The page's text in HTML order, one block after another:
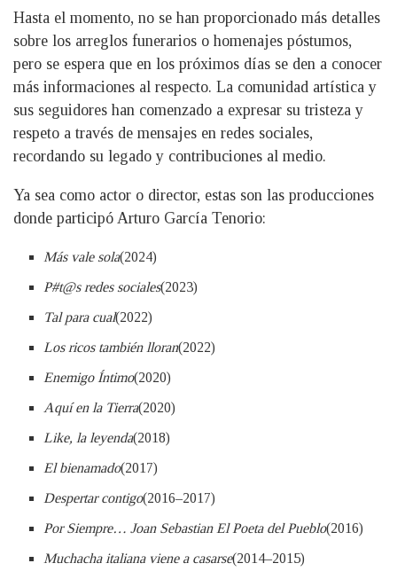
Hasta el momento, no se han proporcionado más detalles
sobre los arreglos funerarios o homenajes póstumos,
pero se espera que en los próximos días se den a conocer
más informaciones al respecto. La comunidad artística y
sus seguidores han comenzado a expresar su tristeza y
respeto a través de mensajes en redes sociales,
recordando su legado y contribuciones al medio.
Ya sea como actor o director, estas son las producciones
donde participó Arturo García Tenorio:
Más vale sola(2024)
P#t@s redes sociales(2023)
Tal para cual(2022)
Los ricos también lloran(2022)
Enemigo Íntimo(2020)
Aquí en la Tierra(2020)
Like, la leyenda(2018)
El bienamado(2017)
Despertar contigo(2016–2017)
Por Siempre… Joan Sebastian El Poeta del Pueblo(2016)
Muchacha italiana viene a casarse(2014–2015)